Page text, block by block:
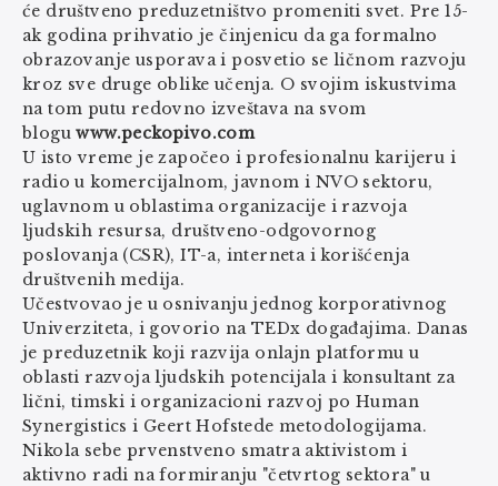
će društveno preduzetništvo promeniti svet. Pre 15-
ak godina prihvatio je činjenicu da ga formalno
obrazovanje usporava i posvetio se ličnom razvoju
kroz sve druge oblike učenja. O svojim iskustvima
na tom putu redovno izveštava na svom
bloguwww.peckopivo.com
U isto vreme je započeo i profesionalnu karijeru i
radio u komercijalnom, javnom i NVO sektoru,
uglavnom u oblastima organizacije i razvoja
ljudskih resursa, društveno-odgovornog
poslovanja (CSR), IT-a, interneta i korišćenja
društvenih medija.
Učestvovao je u osnivanju jednog korporativnog
Univerziteta, i govorio na TEDx događajima. Danas
je preduzetnik koji razvija onlajn platformu u
oblasti razvoja ljudskih potencijala i konsultant za
lični, timski i organizacioni razvoj po Human
Synergistics i Geert Hofstede metodologijama.
Nikola sebe prvenstveno smatra aktivistom i
aktivno radi na formiranju "četvrtog sektora" u